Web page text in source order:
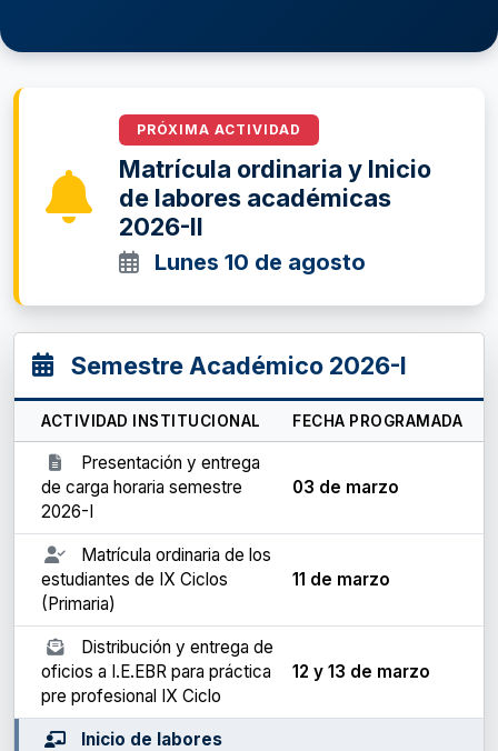
PRÓXIMA ACTIVIDAD
Matrícula ordinaria y Inicio
de labores académicas
2026-II
Lunes 10 de agosto
Semestre Académico 2026-I
ACTIVIDAD INSTITUCIONAL FECHA PROGRAMADA
Presentación y entrega
de carga horaria semestre
2026-I
03 de marzo
Matrícula ordinaria de los
estudiantes de IX Ciclos
(Primaria)
11 de marzo
Distribución y entrega de
oficios a I.E.EBR para práctica
pre profesional IX Ciclo
12 y 13 de marzo
Inicio de labores